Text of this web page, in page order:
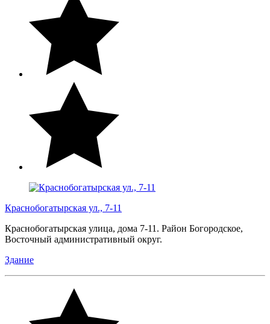
Краснобогатырская ул., 7-11
Краснобогатырская улица, дома 7-11. Район Богородское,
Восточный административный округ.
Здание